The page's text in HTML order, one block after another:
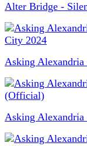
Alter Bridge -
Asking
Asking